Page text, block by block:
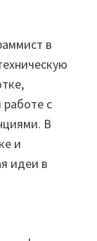
в
с
В
и
идеи в